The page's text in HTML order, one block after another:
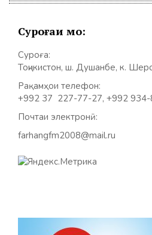
Суроғаи мо:
Суроға:
Тоҷикистон, ш. Душанбе, к.
Рақамҳои телефон:
+992 37 227-77-27, +992
Почтаи электронӣ:
farhangfm2008@mail.ru